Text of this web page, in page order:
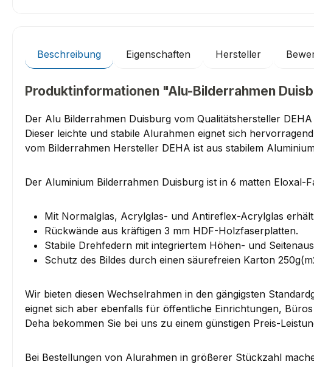
Beschreibung Eigenschaften Hersteller
Produktinformationen "Alu-Bilderrahmen
Der Alu Bilderrahmen Duisburg vom Qualitätshersteller
Dieser leichte und stabile Alurahmen eignet sich
vom Bilderrahmen Hersteller DEHA ist aus stabilem
Der Aluminium Bilderrahmen Duisburg ist in 6 matten
Mit Normalglas, Acrylglas- und Antireflex-Acrylglas
Rückwände aus kräftigen 3 mm HDF-Holzfaserplatten.
Stabile Drehfedern mit integriertem Höhen- und
Schutz des Bildes durch einen säurefreien Karton
Wir bieten diesen Wechselrahmen in den gängigsten
eignet sich aber ebenfalls für öffentliche Einrichtungen,
Deha bekommen Sie bei uns zu einem günstigen Preis-
Bei Bestellungen von Alurahmen in größerer Stückzahl